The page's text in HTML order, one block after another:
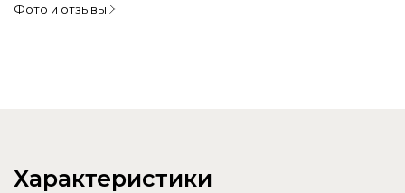
Фото и отзывы
Характеристики